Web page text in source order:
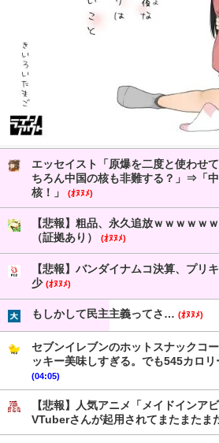
エッセイスト「原爆を二度と使わせ
ちろん中国の核も非難する？」⇒「
核！」
(ｵﾇﾇﾒ)
【悲報】粗品、永久追放ｗｗｗｗｗ
（証拠あり）
(ｵﾇﾇﾒ)
【悲報】バンダイナムコ決算、プリ
少 (ｵﾇﾇﾒ)
もしかして民主主義ってさ… (ｵﾇﾇﾒ)
セブンイレブンのホットスナックコ
ッキー美味しすぎる。でも545カロ
(04:05)
【悲報】人気アニメ「メイドインア
VTuberさんが起用されてまたまたま